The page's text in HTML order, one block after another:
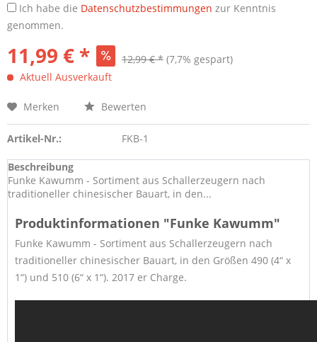
Ich habe die Datenschutzbestimmungen zur Kenntnis
genommen.
11,99 € * 12,99 € * (7,7% gespart)
Aktuell Ausverkauft
Merken Bewerten
Artikel-Nr.: FKB-1
Beschreibung
Funke Kawumm - Sortiment aus Schallerzeugern nach
traditioneller chinesischer Bauart, in den...
Produktinformationen "Funke Kawumm"
Funke Kawumm - Sortiment aus Schallerzeugern nach
traditioneller chinesischer Bauart, in den Größen 490 (4“ x
1“) und 510 (6“ x 1“). 2017 er Charge.